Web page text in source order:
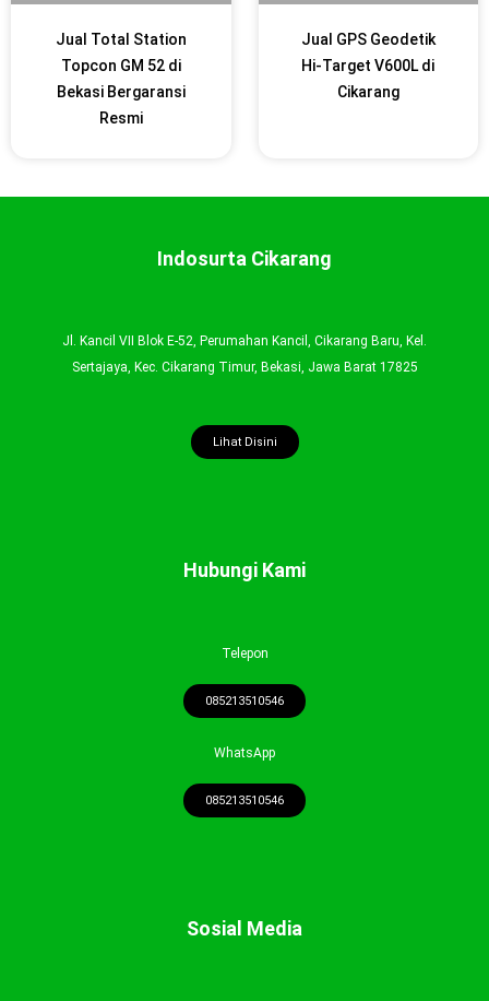
Jual Total Station
Topcon GM 52 di
Bekasi Bergaransi
Resmi
Jual GPS Geodetik
Hi-Target V600L di
Cikarang
Indosurta Cikarang
Jl. Kancil VII Blok E-52, Perumahan Kancil, Cikarang Baru, Kel.
Sertajaya, Kec. Cikarang Timur, Bekasi, Jawa Barat 17825
Lihat Disini
Hubungi Kami
Telepon
085213510546
WhatsApp
085213510546
Sosial Media